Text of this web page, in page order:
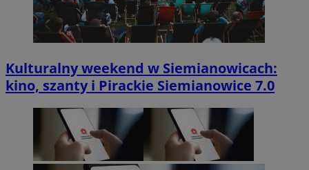
Kulturalny weekend w Siemianowicach:
kino, szanty i Pirackie Siemianowice 7.0